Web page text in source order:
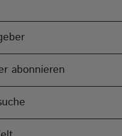
abonnieren